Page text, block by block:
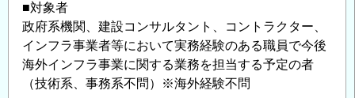
■対象者
政府系機関、建設コンサルタント、コントラクター、
インフラ事業者等において実務経験のある職員で今後
海外インフラ事業に関する業務を担当する予定の者
（技術系、事務系不問）※海外経験不問